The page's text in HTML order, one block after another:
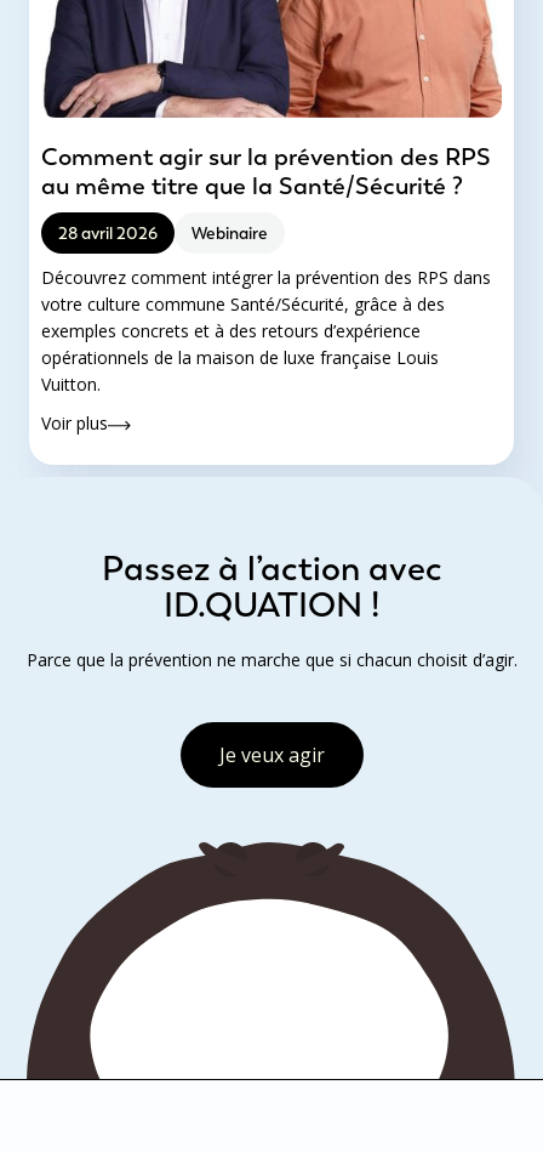
Comment agir sur la prévention des RPS
au même titre que la Santé/Sécurité ?
28 avril 2026 Webinaire
Découvrez comment intégrer la prévention des RPS dans
votre culture commune Santé/Sécurité, grâce à des
exemples concrets et à des retours d’expérience
opérationnels de la maison de luxe française Louis
Vuitton.
Voir plus
Passez à l’action avec
ID.QUATION !
Parce que la prévention ne marche que si chacun choisit d’agir.
Je veux agir